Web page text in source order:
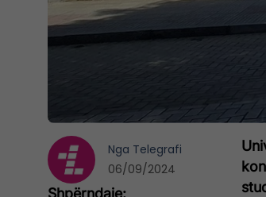
Nga Telegrafi
06/09/2024